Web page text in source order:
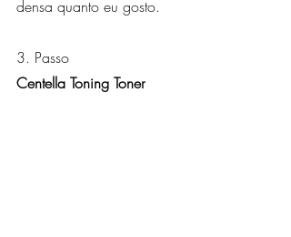
densa quanto eu gosto.
3. Passo
Centella Toning Toner